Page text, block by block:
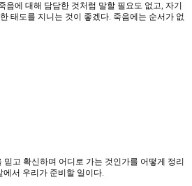
에 대해 담담한 것처럼 말할 필요도 없고, 자기
태도를 지니는 것이 좋겠다. 죽음에는 순서가 없
고 확신하며 어디로 가는 것인가를 어떻게 정리
서 우리가 준비할 일이다.